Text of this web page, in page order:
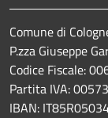
Comune di
P.zza Giuseppe
Codice Fiscale:
Partita IVA:
IBAN: